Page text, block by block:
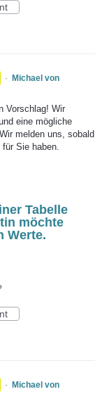
· Michael von
Vorschlag! Wir
eine mögliche
melden uns, sobald
Sie haben.
Tabelle
möchte
Werte.
· Michael von